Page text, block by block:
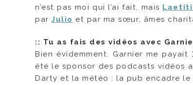
n’est pas moi qui l’ai fait, mais
parJulio et par ma sœur, âmes
:: Tu as fais des vidéos avec
Bien évidemment. Garnier me
été le sponsor des podcasts vidéos
Darty et la météo : la pub encadre le